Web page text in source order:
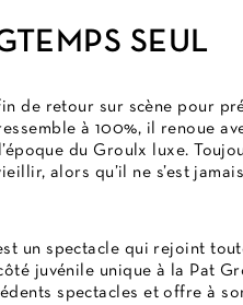
SEUL
de retour sur scène pour
à 100%, il renoue
du Groulx luxe.
alors qu’il ne s’est
un spectacle qui rejoint
juvénile unique à la Pat
spectacles et offre à